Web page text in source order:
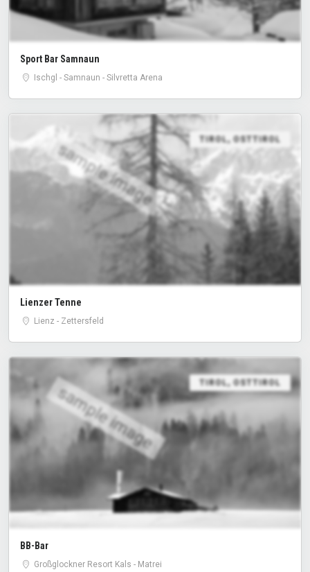
Sport Bar Samnaun
Ischgl - Samnaun - Silvretta Arena
sample image
TIROL, OSTTIROL
Lienzer Tenne
Lienz - Zettersfeld
sample image
TIROL, OSTTIROL
BB-Bar
Großglockner Resort Kals - Matrei